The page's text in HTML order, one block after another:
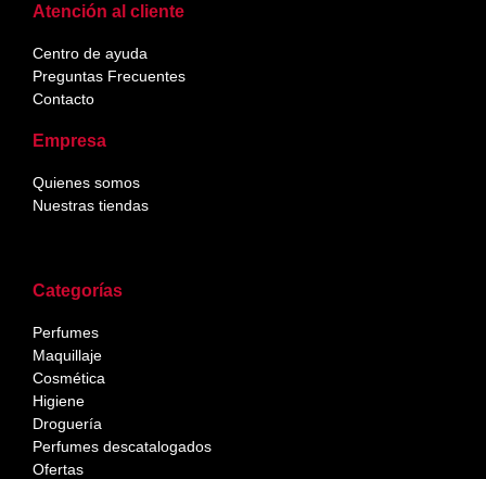
Categorías
Perfumes
Maquillaje
Cosmética
Higiene
Droguería
Perfumes descatalogados
Ofertas
Atención al cliente
Centro de ayuda
Preguntas Frecuentes
Contacto
Empresa
Quienes somos
Nuestras tiendas